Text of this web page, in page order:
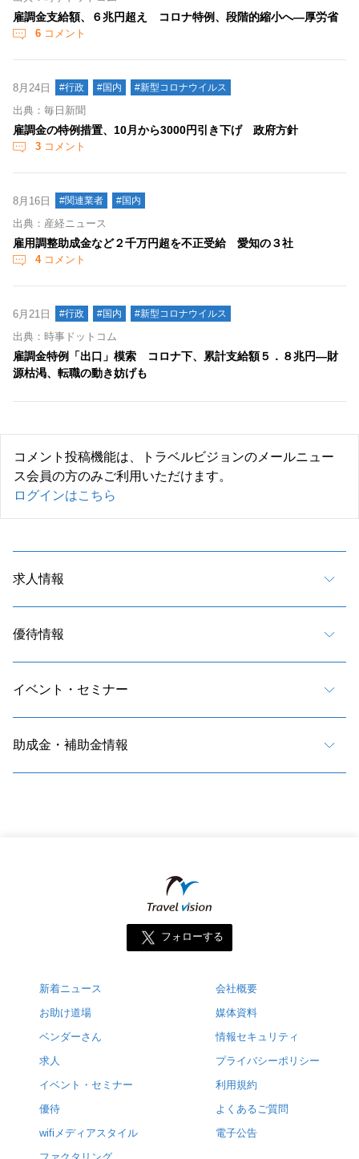
雇調金支給額、６兆円超え コロナ特例、段階的縮小へ―厚労省
6 コメント
8月24日 #行政 #国内 #新型コロナウイルス
出典：毎日新聞
雇調金の特例措置、10月から3000円引き下げ 政府方針
3 コメント
8月16日 #関連業者 #国内
出典：産経ニュース
雇用調整助成金など２千万円超を不正受給 愛知の３社
4コメント
6月21日 #行政 #国内 #新型コロナウイルス
出典：時事ドットコム
雇調金特例「出口」模索 コロナ下、累計支給額５．８兆円―財
源枯渇、転職の動き妨げも
コメント投稿機能は、トラベルビジョンのメールニュー
ス会員の方のみご利用いただけます。
ログインはこちら
求人情報
優待情報
イベント・セミナー
助成金・補助金情報
フォローする
新着ニュース
お助け道場
ベンダーさん
求人
イベント・セミナー
優待
wifiメディアスタイル
会社概要
媒体資料
情報セキュリティ
プライバシーポリシー
利用規約
よくあるご質問
電子公告